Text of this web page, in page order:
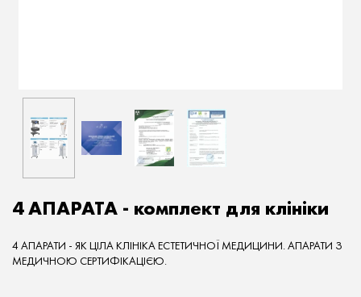
4 АПАРАТА - комплект для клініки
4 АПАРАТИ - ЯК ЦІЛА КЛІНІКА ЕСТЕТИЧНОЇ МЕДИЦИНИ. АПАРАТИ З
МЕДИЧНОЮ СЕРТИФІКАЦІЄЮ.